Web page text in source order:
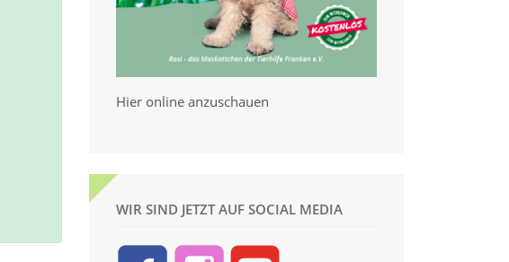
Hier online anzuschauen
WIR SIND JETZT AUF SOCIAL MEDIA